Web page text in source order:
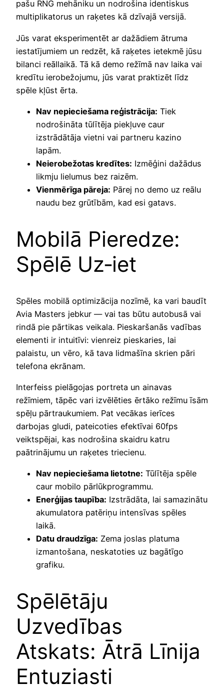
pašu RNG mehāniku un nodrošina identiskus
multiplikatorus un raķetes kā dzīvajā versijā.
Jūs varat eksperimentēt ar dažādiem ātruma
iestatījumiem un redzēt, kā raķetes ietekmē jūsu
bilanci reāllaikā. Tā kā demo režīmā nav laika vai
kredītu ierobežojumu, jūs varat praktizēt līdz
spēle kļūst ērta.
Nav nepieciešama reģistrācija: Tiek
nodrošināta tūlītēja piekļuve caur
izstrādātāja vietni vai partneru kazino
lapām.
Neierobežotas kredītes: Izmēģini dažādus
likmju lielumus bez raizēm.
Vienmērīga pāreja: Pārej no demo uz reālu
naudu bez grūtībām, kad esi gatavs.
Mobilā Pieredze:
Spēlē Uz‑iet
Spēles mobilā optimizācija nozīmē, ka vari baudīt
Avia Masters jebkur — vai tas būtu autobusā vai
rindā pie pārtikas veikala. Pieskaršanās vadības
elementi ir intuitīvi: vienreiz pieskaries, lai
palaistu, un vēro, kā tava lidmašīna skrien pāri
telefona ekrānam.
Interfeiss pielāgojas portreta un ainavas
režīmiem, tāpēc vari izvēlēties ērtāko režīmu īsām
spēļu pārtraukumiem. Pat vecākas ierīces
darbojas gludi, pateicoties efektīvai 60fps
veiktspējai, kas nodrošina skaidru katru
paātrinājumu un raķetes triecienu.
Nav nepieciešama lietotne: Tūlītēja spēle
caur mobilo pārlūkprogrammu.
Enerģijas taupība: Izstrādāta, lai samazinātu
akumulatora patēriņu intensīvas spēles
laikā.
Datu draudzīga: Zema joslas platuma
izmantošana, neskatoties uz bagātīgo
grafiku.
Spēlētāju
Uzvedības
Atskats: Ātrā Līnija
Entuziasti